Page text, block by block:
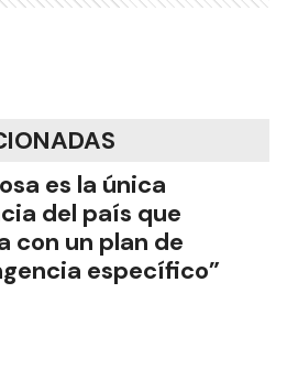
es la única
del país que
con un plan de
específico”